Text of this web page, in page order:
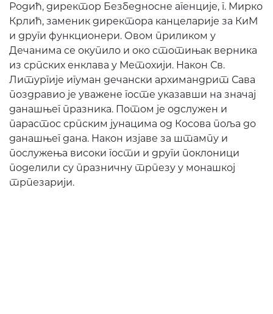
Родић, директор Безбедносне агенције, г. Мирко
Крлић, заменик директора канцеларије за КиМ
и други функционери. Овом приликом у
Дечанима се окупило и око стотињак верника
из српских енклава у Метохији. Након Св.
Литургије игуман дечански архимандрит Сава
поздравио је уважене госте указавши на значај
данашњег празника. Потом је одслужен и
парастос српским јунацима од Косова поља до
данашњег дана. Након изјаве за штампу и
послужења високи гости и други поклоници
поделили су празничну трпезу у монашкој
трпезарији.